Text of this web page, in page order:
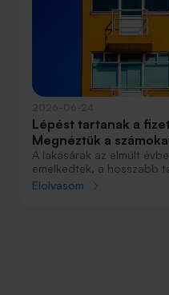
Lépést tartanak a
Megnéztük a
A lakásárak az elmúlt
emelkedtek, a hosszabb
magyarországi ingatlanok
Elolvasom